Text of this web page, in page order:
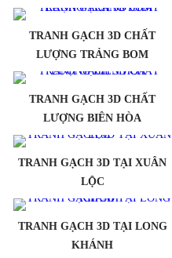
TRANH GẠCH 3D CHẤT
LƯỢNG TRẢNG BOM
TRANH GẠCH 3D CHẤT
LƯỢNG BIÊN HÒA
TRANH GẠCH 3D TẠI XUÂN
LỘC
TRANH GẠCH 3D TẠI LONG
KHÁNH